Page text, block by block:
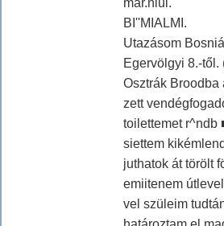
mar.nlui.
BI''MIALMI.
Utazásom
Egervölgyi 8.-től.
Osztrák Broodba
zett
toilettemet r^ndb
siettem
juthatok át törölt
emiitenem
vel szüleim